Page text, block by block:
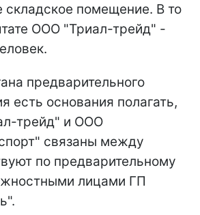
складское помещение. В то
ООО "Триал-трейд" -
предварительного
есть основания полагать,
трейд" и ООО
связаны между
по предварительному
лицами ГП